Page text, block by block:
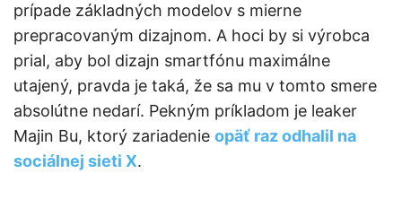
prípade základných modelov s mierne
prepracovaným dizajnom. A hoci by si výrobca
prial, aby bol dizajn smartfónu maximálne
utajený, pravda je taká, že sa mu v tomto smere
absolútne nedarí. Pekným príkladom je leaker
Majin Bu, ktorý zariadenie opäť raz odhalil na
sociálnej sieti X.